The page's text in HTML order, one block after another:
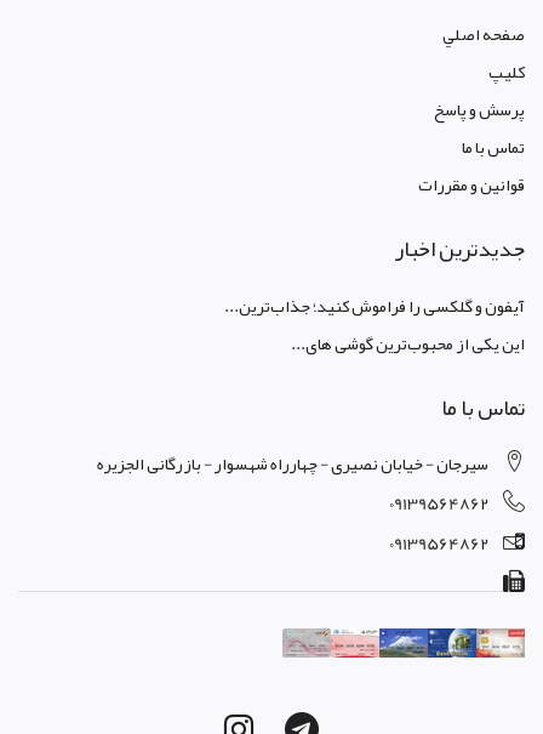
صفحه اصلي
کليپ
پرسش و پاسخ
تماس با ما
قوانين و مقررات
جدیدترین اخبار
آیفون و گلکسی را فراموش کنید؛ جذاب‌ترین...
این یکی از محبوب‌ترین گوشی های...
تماس با ما
سیرجان - خیابان نصیری - چهارراه شهسوار - بازرگانی الجزیره
09139564862
09139564862